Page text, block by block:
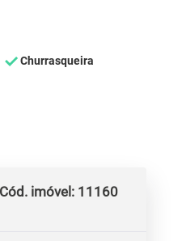
Churrasqueira
Cód. imóvel: 11160